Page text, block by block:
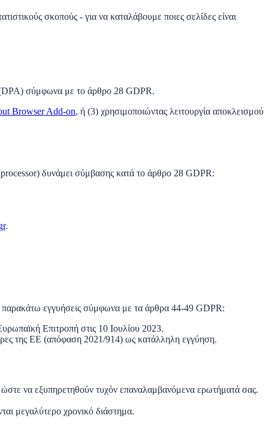
σκοπούς - για να καταλάβουμε ποιες σελίδες είναι
σύμφωνα με το άρθρο 28 GDPR.
Browser Add-on, ή (3) χρησιμοποιώντας λειτουργία αποκλεισμού
δυνάμει σύμβασης κατά το άρθρο 28 GDPR:
.
παρακάτω εγγυήσεις σύμφωνα με τα άρθρα 44-49 GDPR:
Επιτροπή στις 10 Ιουλίου 2023.
της ΕΕ (απόφαση 2021/914) ως κατάλληλη εγγύηση.
ώστε να εξυπηρετηθούν τυχόν επαναλαμβανόμενα ερωτήματά σας.
μεγαλύτερο χρονικό διάστημα.